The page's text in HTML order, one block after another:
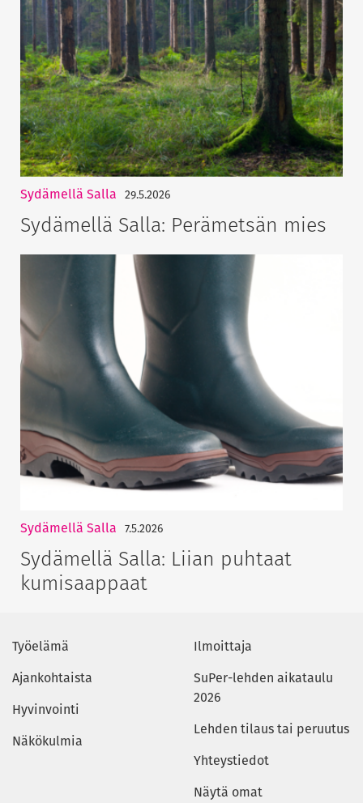
Sydämellä Salla 29.5.2026
Sydämellä Salla: Perämetsän mies
Sydämellä Salla 7.5.2026
Sydämellä Salla: Liian puhtaat
kumisaappaat
Työelämä
Ajankohtaista
Hyvinvointi
Näkökulmia
Ilmoittaja
SuPer-lehden aikataulu
2026
Lehden tilaus tai peruutus
Yhteystiedot
Näytä omat